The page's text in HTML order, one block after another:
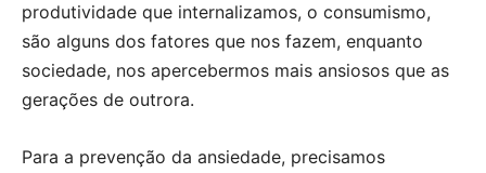
produtividade que internalizamos, o consumismo,
são alguns dos fatores que nos fazem, enquanto
sociedade, nos apercebermos mais ansiosos que as
gerações de outrora.
Para a prevenção da ansiedade, precisamos